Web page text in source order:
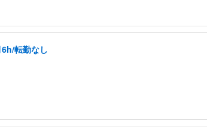
転勤なし